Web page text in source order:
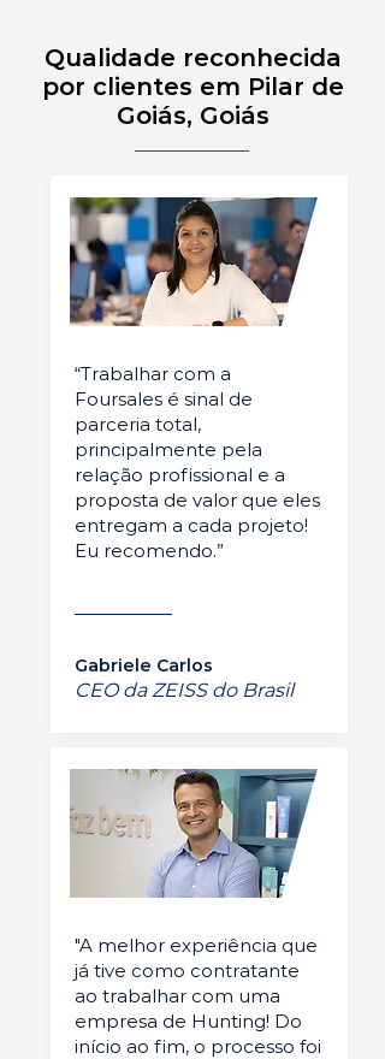
Qualidade reconhecida
por clientes em Pilar de
Goiás, Goiás
“Trabalhar com a
Foursales é sinal de
parceria total,
principalmente pela
relação profissional e a
proposta de valor que eles
entregam a cada projeto!
Eu recomendo.”
Gabriele Carlos
CEO da ZEISS do Brasil
"A melhor experiência que
já tive como contratante
ao trabalhar com uma
empresa de Hunting! Do
início ao fim, o processo foi